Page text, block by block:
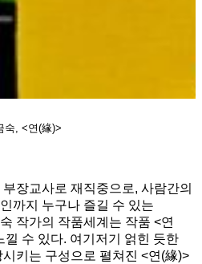
숙, <연(緣)>
장교사로 재직중으로, 사람간의
까지 누구나 즐길 수 있는
작가의 작품세계는 작품 <연
낄 수 있다. 여기저기 얽힌 듯한
키는 구성으로 펼쳐진 <연(緣)>